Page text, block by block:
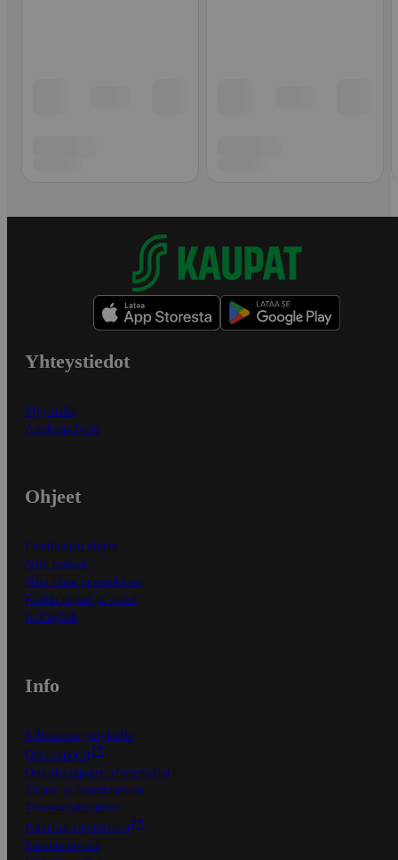
Yhteystiedot
Myymälät
Asiakaspalvelu
Ohjeet
Ensitilaajan ohjeet
Näin maksat
Näin tilaat ja muokkaat
Kaikki ohjeet ja vinkit
In English
Info
S-Business yrityksille
Oiva-raportit
Osuuskauppojen yhteystiedot
Tilaus- ja toimitusehdot
Tietosuojakäytäntö
Palvelun käyttöehdot
Saavutettavuus